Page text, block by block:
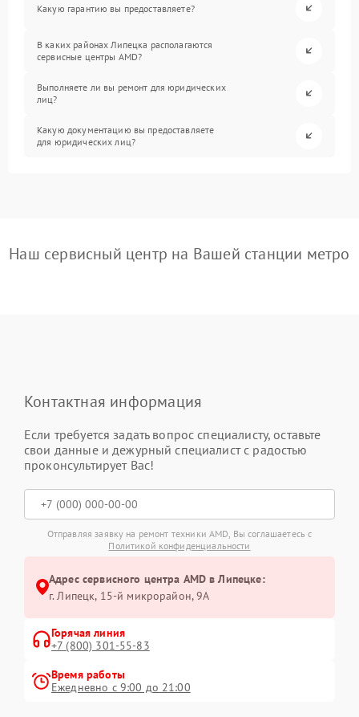
Какую гарантию вы предоставляете?
В каких районах Липецка располагаются
сервисные центры AMD?
Выполняете ли вы ремонт для юридических
лиц?
Какую документацию вы предоставляете
для юридических лиц?
Наш сервисный центр на Вашей станции метро
Контактная информация
Если требуется задать вопрос специалисту, оставьте
свои данные и дежурный специалист с радостью
проконсультирует Вас!
Отправляя заявку на ремонт техники AMD, Вы соглашаетесь с
Политикой конфиденциальности
Адрес сервисного центра AMD в Липецке:
г. Липецк, 15-й микрорайон, 9А
Горячая линия
+7 (800) 301-55-83
Время работы
Ежедневно с 9:00 до 21:00